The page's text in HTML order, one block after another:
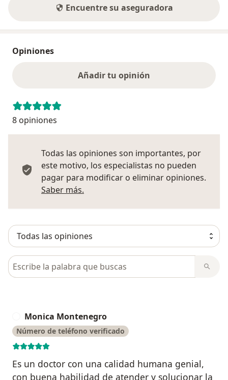
Encuentre su aseguradora
Opiniones
Añadir tu opinión
8 opiniones
Todas las opiniones son importantes, por
este motivo, los especialistas no pueden
pagar para modificar o eliminar opiniones.
Saber más.
Busca en opiniones
Monica Montenegro
Número de teléfono verificado
Es un doctor con una calidad humana genial,
con buena habilidad de atender y solucionar la